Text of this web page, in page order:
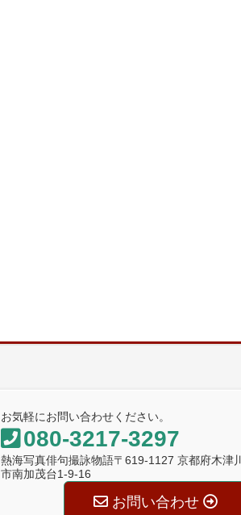
お気軽にお問い合わせください。
080-3217-3297
熱海写真俳句撮詠物語〒619-1127 京都府木津川
市南加茂台1-9-16
お問い合わせ